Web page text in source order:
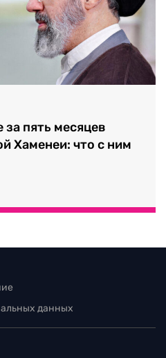
пять месяцев
Хаменеи: что с ним
данных